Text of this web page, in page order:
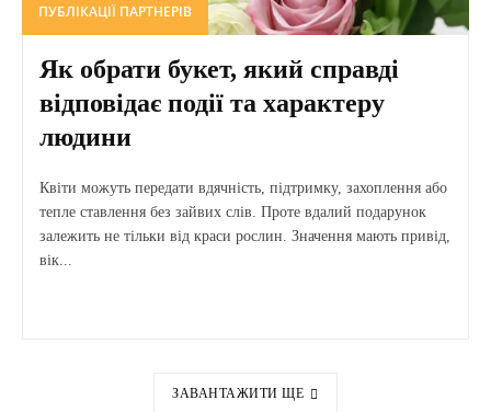
ПУБЛІКАЦІЇ ПАРТНЕРІВ
Як обрати букет, який справді
відповідає події та характеру
людини
Квіти можуть передати вдячність, підтримку, захоплення або
тепле ставлення без зайвих слів. Проте вдалий подарунок
залежить не тільки від краси рослин. Значення мають привід,
вік...
ЗАВАНТАЖИТИ ЩЕ